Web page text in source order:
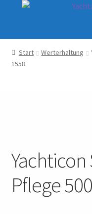
Zur
Zum
Shop
Warenkorb
AGB
Start Werterhaltung
1558
Pflege